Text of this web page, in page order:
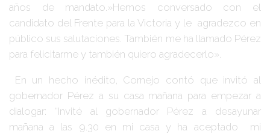
años de mandato.»Hemos conversado con el
candidato del Frente para la Victoria y le agradezco en
público sus salutaciones. También me ha llamado Pérez
para felicitarme y también quiero agradecerlo».
En un hecho inédito, Cornejo contó que invitó al
gobernador Pérez a su casa mañana para empezar a
dialogar: “Invité al gobernador Pérez a desayunar
mañana a las 9.30 en mi casa y ha aceptado mi